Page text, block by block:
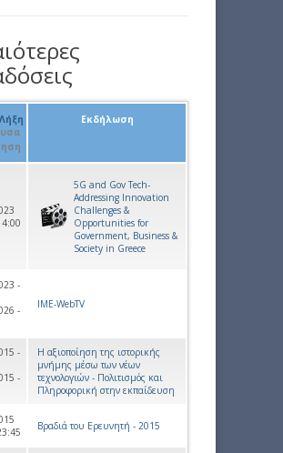
Εκδήλωση
5G and Gov Tech-
Addressing Innovation
Challenges &
Opportunities for
Government, Business &
Society in Greece
-
-
IME-WebTV
-
-
Η αξιοποίηση της ιστορικής
μνήμης μέσω των νέων
τεχνολογιών - Πολιτισμός και
Πληροφορική στην εκπαίδευση
Βραδιά του Ερευνητή - 2015